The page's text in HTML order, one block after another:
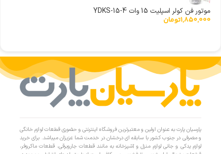
موتور فن کولر اسپلیت 15 وات YDKS-15-4
1,850,000تومان
پارسیان پارت به عنوان اولین و معتبرترین فروشگاه اینترنتی و حضوری قطعات لوازم خانگی
و مصرفی در جنوب کشور با سابقه ای درخشان در خدمت شما عزیزان میباشد. برای خرید
لوازم یدکی و جانی لوازم منزل و آشپزخانه به مانند قطعات جاروبرقی، قطعات ماکروفر،